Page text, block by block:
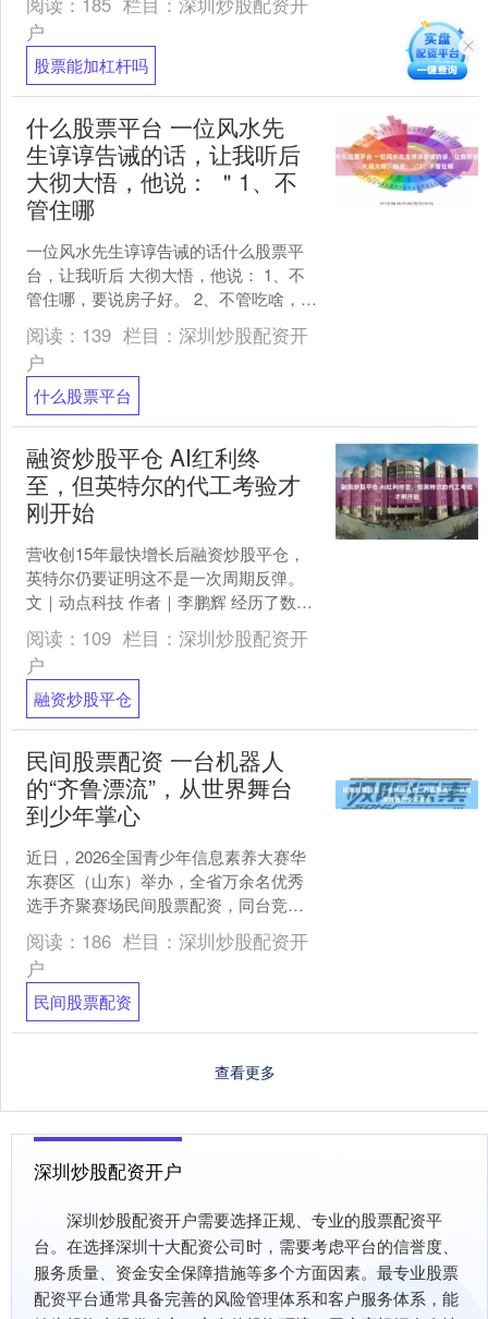
圭臬的“四书”也一同....
户
股票能加杠杆吗
什么股票平台 一位风水先
生谆谆告诫的话，让我听后
大彻大悟，他说： ＂1、不
管住哪
一位风水先生谆谆告诫的话什么股票平
台，让我听后 大彻大悟，他说： 1、不
管住哪，要说房子好。 2、不管吃啥，要
说饭菜香。 3、不管干啥，要说咱能行。
4、不管遇....
阅读： 139 栏目： 深圳炒股配资开
户
什么股票平台
融资炒股平仓 AI红利终
至，但英特尔的代工考验才
刚开始
营收创15年最快增长后融资炒股平仓，
英特尔仍要证明这不是一次周期反弹。
文｜动点科技 作者｜李鹏辉 经历了数年
的产品失误、制造延期和市场份额流失
后，英特尔终于交....
阅读： 109 栏目： 深圳炒股配资开
户
融资炒股平仓
民间股票配资 一台机器人
的“齐鲁漂流”，从世界舞台
到少年掌心
近日，2026全国青少年信息素养大赛华
东赛区（山东）举办，全省万余名优秀
选手齐聚赛场民间股票配资，同台竞
技。赛场上，小选手们屏息凝神，精准
操控机器人完成一道道挑....
阅读： 186 栏目： 深圳炒股配资开
户
民间股票配资
查看更多
深圳炒股配资开户
深圳炒股配资开户需要选择正规、专业的股票配资平
台。在选择深圳十大配资公司时，需要考虑平台的信誉度、
服务质量、资金安全保障措施等多个方面因素。最专业股票
配资平台通常具备完善的风险管理体系和客户服务体系，能